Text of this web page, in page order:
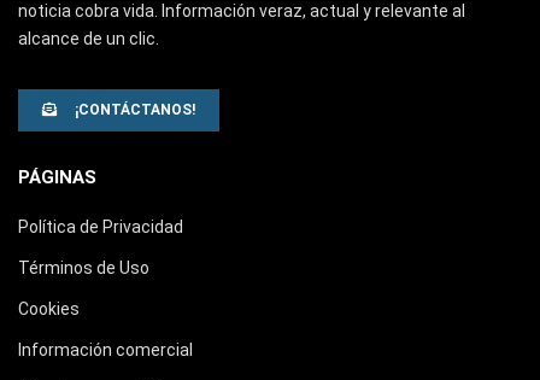
noticia cobra vida. Información veraz, actual y relevante al
alcance de un clic.
¡CONTÁCTANOS!
PÁGINAS
Política de Privacidad
Términos de Uso
Cookies
Información comercial